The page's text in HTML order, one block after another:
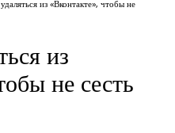
из «Вконтакте», чтобы не
из
не сесть